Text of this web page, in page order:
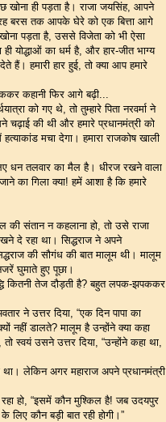
खोना ही पड़ता है। राजा जयसिंह, आपने
बरस तक आपके घेरे को एक बित्ता आगे
पड़ता है, उससे विजेता को भी ऐसा
योद्धाओं का धर्म है, और हार-जीत भाग्य
हमारी हार हुई, तो क्या आप हमारे
कहानी फिर आगे बढ़ी...
को गए थे, तो तुम्हारे पिता नरवर्मा ने
चढ़ाई की थी और हमारे प्रधानमंत्री को
मचा देगा। हमारा राजकोष खाली
लिए धन तलवार का मैल है। धीरज रखने वाला
का गिला क्या! हमें आशा है कि हमारे
की संतान न कहलाना हो, तो उसे राजा
दे रहा था। सिद्धराज ने अपने
की सौगंध की बात मालूम थी। मालूम
घुमाते हुए पूछा।
कितनी तेज दौड़ती है? बहुत लपक-झपककर
ने उत्तर दिया, “एक दिन पापा का
नहीं डालते? मालूम है उन्होंने क्या कहा
स्वयं उसने उत्तर दिया, “उन्होंने कहा था,
था। लेकिन अगर महाराज अपने प्रधानमंत्री
हो, “इसमें कौन मुश्किल है! जब उदयपुर
कौन बड़ी बात रही होगी।”